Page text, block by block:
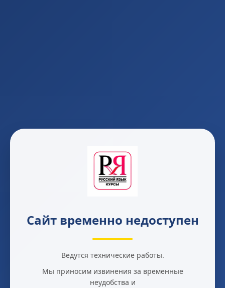
Сайт временно недоступен
Ведутся технические работы.
Мы приносим извинения за временные
неудобства и